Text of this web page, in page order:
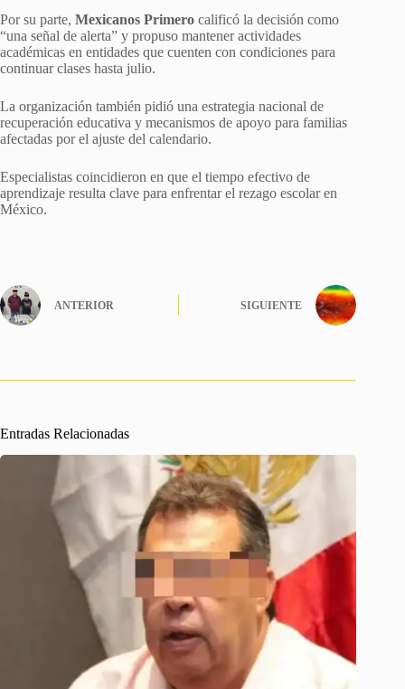
Por su parte, Mexicanos Primero calificó la decisión como
“una señal de alerta” y propuso mantener actividades
académicas en entidades que cuenten con condiciones para
continuar clases hasta julio.
La organización también pidió una estrategia nacional de
recuperación educativa y mecanismos de apoyo para familias
afectadas por el ajuste del calendario.
Especialistas coincidieron en que el tiempo efectivo de
aprendizaje resulta clave para enfrentar el rezago escolar en
México.
ANTERIOR SIGUIENTE
Entradas Relacionadas